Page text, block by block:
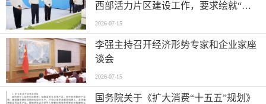
西部活力片区建设工作，要求绘就“山
水京西、活力永定”新图景
2026-07-15
李强主持召开经济形势专家和企业家座
谈会
2026-07-15
国务院关于《扩大消费“十五五”规划》